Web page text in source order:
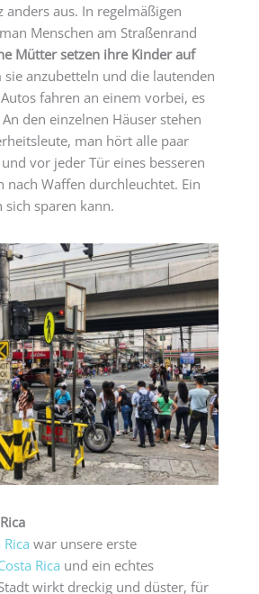
anders aus. In regelmäßigen
Menschen am Straßenrand
Mütter setzen ihre Kinder auf
sie anzubetteln und die lautenden
fahren an einem vorbei, es
den einzelnen Häuser stehen
man hört alle paar
vor jeder Tür eines besseren
nach Waffen durchleuchtet. Ein
sich sparen kann.
Rica war unsere erste
Rica und ein echtes
wirkt dreckig und düster, für